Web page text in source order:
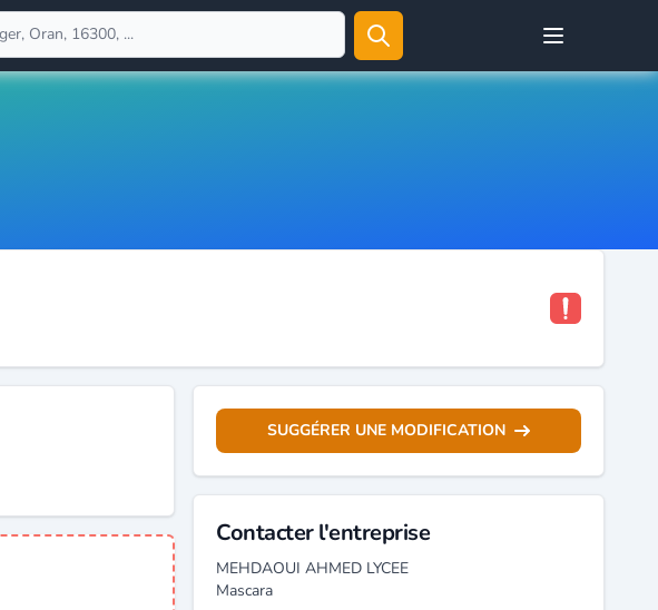
Open user menu
SUGGÉRER UNE MODIFICATION
Contacter l'entreprise
MEHDAOUI AHMED LYCEE
Mascara